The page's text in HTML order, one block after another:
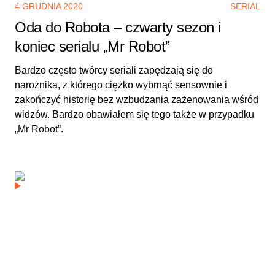
4 GRUDNIA 2020 SERIAL
Oda do Robota – czwarty sezon i
koniec serialu „Mr Robot”
Bardzo często twórcy seriali zapędzają się do
narożnika, z którego ciężko wybrnąć sensownie i
zakończyć historię bez wzbudzania zażenowania wśród
widzów. Bardzo obawiałem się tego także w przypadku
„Mr Robot”.